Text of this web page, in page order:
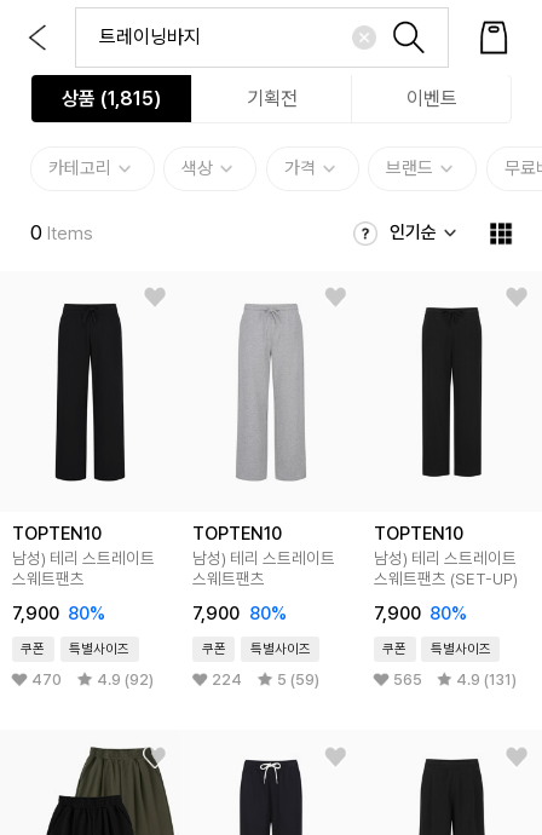
상품 (1,815) 기획전 이벤트
카테고리 색상 가격 브랜드 무료
0 Items 인기순
TOPTEN10
남성) 테리 스트레이트
스웨트팬츠
7,900 80%
쿠폰 특별사이즈
470 4.9 (92)
TOPTEN10
남성) 테리 스트레이트
스웨트팬츠
7,900 80%
쿠폰 특별사이즈
224 5 (59)
TOPTEN10
남성) 테리 스트레이트
스웨트팬츠 (SET-UP)
7,900 80%
쿠폰 특별사이즈
565 4.9 (131)